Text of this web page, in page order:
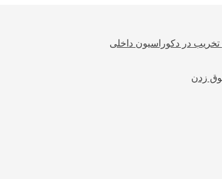
تخریب در دکوراسیون داخلی
زدن